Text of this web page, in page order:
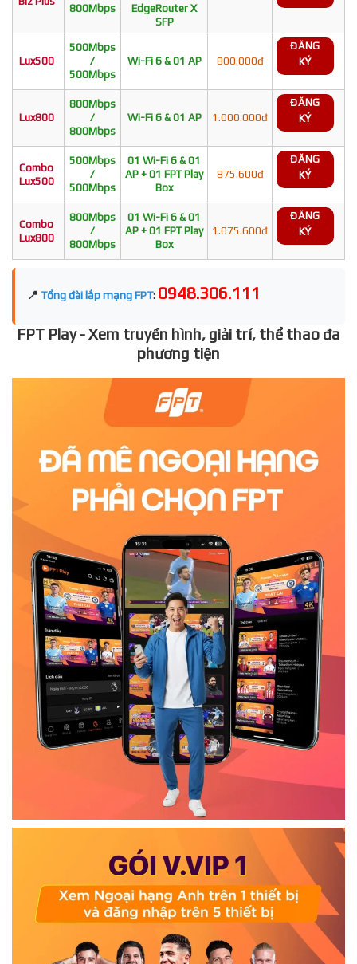
800Mbps
EdgeRouter X
SFP
Lux500
500Mbps
/
500Mbps
Wi-Fi 6 & 01 AP 800.000đ
ĐĂNG
KÝ
Lux800
800Mbps
/
800Mbps
Wi-Fi 6 & 01 AP 1.000.000đ
ĐĂNG
KÝ
Combo
Lux500
500Mbps
/
500Mbps
01 Wi-Fi 6 & 01
AP + 01 FPT Play
Box
875.600đ
ĐĂNG
KÝ
Combo
Lux800
800Mbps
/
800Mbps
01 Wi-Fi 6 & 01
AP + 01 FPT Play
Box
1.075.600đ
ĐĂNG
KÝ
📍 Tổng đài lắp mạng FPT: 0948.306.111
FPT Play - Xem truyền hình, giải trí, thể thao đa
phương tiện